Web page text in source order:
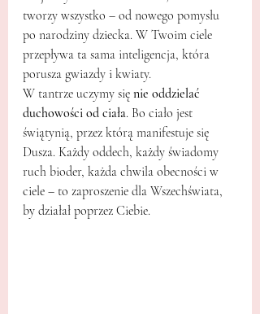
tworzy wszystko – od nowego pomysłu
po narodziny dziecka. W Twoim ciele
przepływa ta sama inteligencja, która
porusza gwiazdy i kwiaty.
W tantrze uczymy się nie oddzielać
duchowości od ciała. Bo ciało jest
świątynią, przez którą manifestuje się
Dusza. Każdy oddech, każdy świadomy
ruch bioder, każda chwila obecności w
ciele – to zaproszenie dla Wszechświata,
by działał poprzez Ciebie.